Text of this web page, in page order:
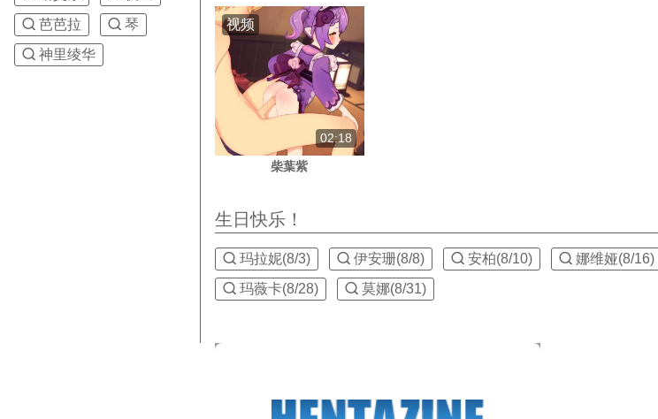
芭芭拉
琴
神里绫华
视频
02:18
柴葉紫
生日快乐！
玛拉妮(8/3) 伊安珊(8/8) 安柏(8/10) 娜维娅(8/16)
玛薇卡(8/28)
莫娜(8/31)